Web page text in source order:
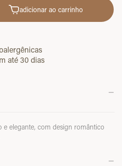
adicionar ao carrinho
até 30 dias
e elegante, com design romântico